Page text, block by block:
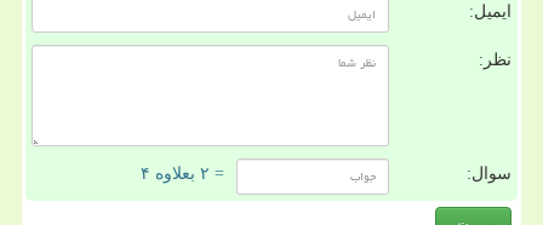
ایمیل:
نظر:
سوال: = ۲ بعلاوه ۴